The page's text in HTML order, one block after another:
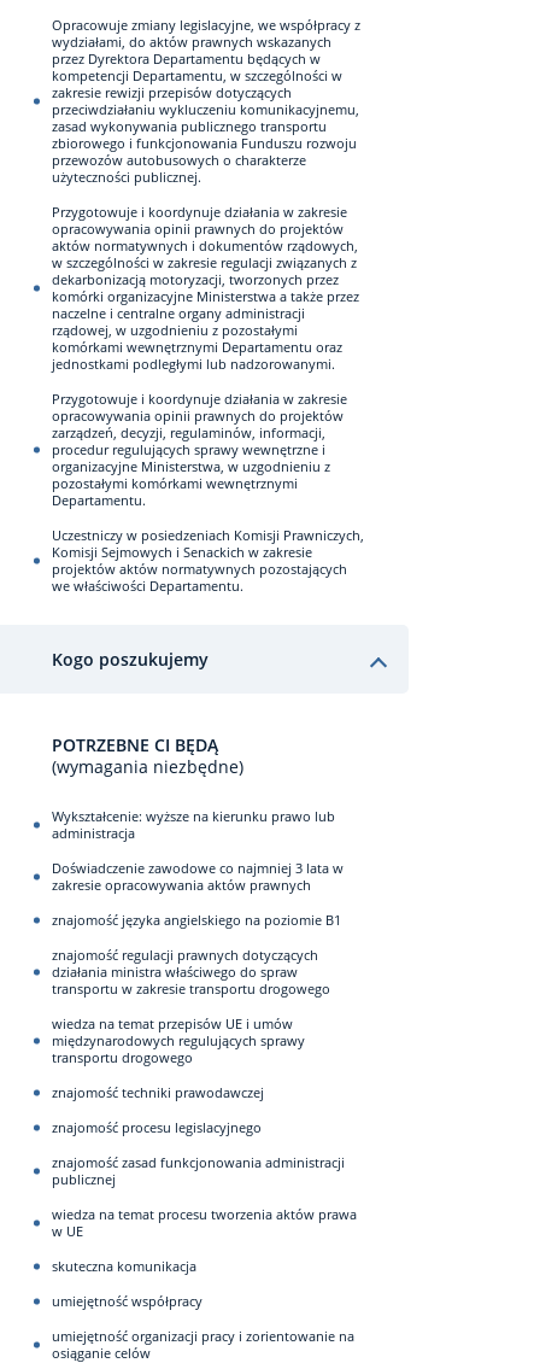
Opracowuje zmiany legislacyjne, we współpracy z
wydziałami, do aktów prawnych wskazanych
przez Dyrektora Departamentu będących w
kompetencji Departamentu, w szczególności w
zakresie rewizji przepisów dotyczących
przeciwdziałaniu wykluczeniu komunikacyjnemu,
zasad wykonywania publicznego transportu
zbiorowego i funkcjonowania Funduszu rozwoju
przewozów autobusowych o charakterze
użyteczności publicznej.
Przygotowuje i koordynuje działania w zakresie
opracowywania opinii prawnych do projektów
aktów normatywnych i dokumentów rządowych,
w szczególności w zakresie regulacji związanych z
dekarbonizacją motoryzacji, tworzonych przez
komórki organizacyjne Ministerstwa a także przez
naczelne i centralne organy administracji
rządowej, w uzgodnieniu z pozostałymi
komórkami wewnętrznymi Departamentu oraz
jednostkami podległymi lub nadzorowanymi.
Przygotowuje i koordynuje działania w zakresie
opracowywania opinii prawnych do projektów
zarządzeń, decyzji, regulaminów, informacji,
procedur regulujących sprawy wewnętrzne i
organizacyjne Ministerstwa, w uzgodnieniu z
pozostałymi komórkami wewnętrznymi
Departamentu.
Uczestniczy w posiedzeniach Komisji Prawniczych,
Komisji Sejmowych i Senackich w zakresie
projektów aktów normatywnych pozostających
we właściwości Departamentu.
Kogo poszukujemy
POTRZEBNE CI BĘDĄ
(wymagania niezbędne)
Wykształcenie: wyższe na kierunku prawo lub
administracja
Doświadczenie zawodowe co najmniej 3 lata w
zakresie opracowywania aktów prawnych
znajomość języka angielskiego na poziomie B1
znajomość regulacji prawnych dotyczących
działania ministra właściwego do spraw
transportu w zakresie transportu drogowego
wiedza na temat przepisów UE i umów
międzynarodowych regulujących sprawy
transportu drogowego
znajomość techniki prawodawczej
znajomość procesu legislacyjnego
znajomość zasad funkcjonowania administracji
publicznej
wiedza na temat procesu tworzenia aktów prawa
w UE
skuteczna komunikacja
umiejętność współpracy
umiejętność organizacji pracy i zorientowanie na
osiąganie celów